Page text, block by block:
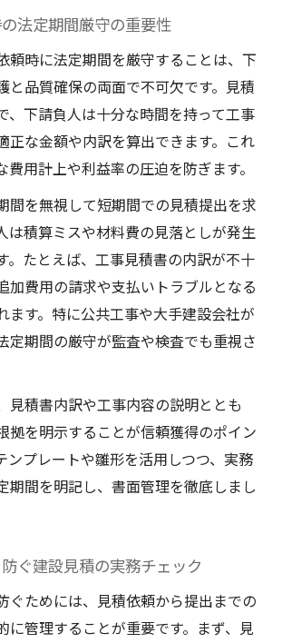
法定期間厳守の重要性
頼時に法定期間を厳守することは、下
と品質確保の両面で不可欠です。見積
、下請負人は十分な時間を持って工事
正な金額や内訳を算出できます。これ
費用計上や利益率の圧迫を防ぎます。
間を無視して短期間での見積提出を求
は積算ミスや材料費の見落としが発生
。たとえば、工事見積書の内訳が不十
加費用の請求や支払いトラブルとなる
ます。特に公共工事や大手建設会社が
定期間の厳守が監査や検査でも重視さ
見積書内訳や工事内容の説明ととも
拠を明示することが信頼獲得のポイン
ンプレートや雛形を活用しつつ、実務
期間を明記し、書面管理を徹底しまし
ぐ建設見積の実務チェック
ぐためには、見積依頼から提出までの
に管理することが重要です。まず、見